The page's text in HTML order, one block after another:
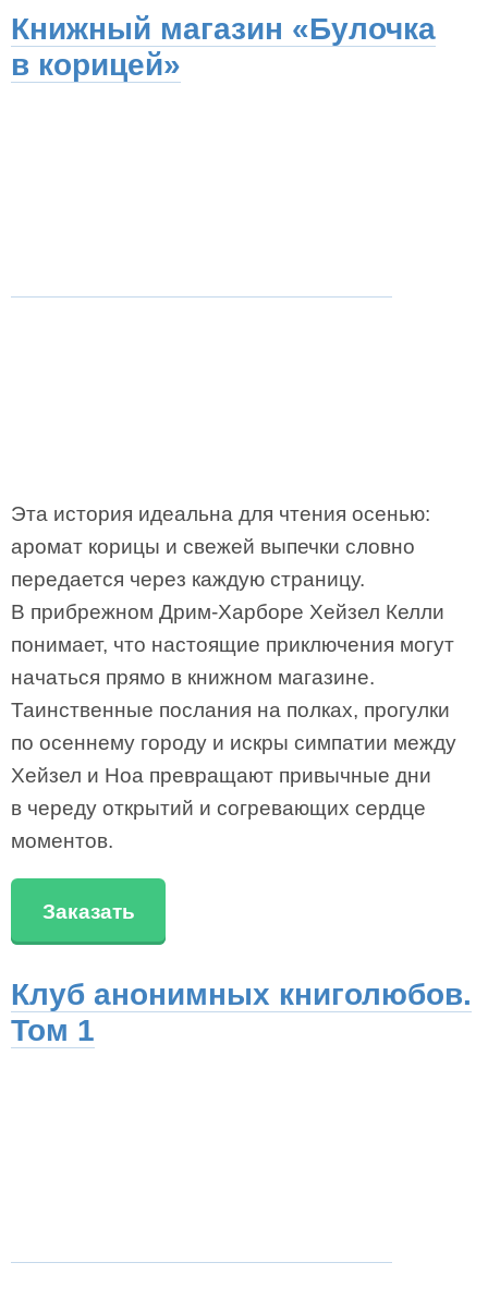
Книжный магазин «Булочка
в корицей»
Эта история идеальна для чтения осенью:
аромат корицы и свежей выпечки словно
передается через каждую страницу.
В прибрежном Дрим-Харборе Хейзел Келли
понимает, что настоящие приключения могут
начаться прямо в книжном магазине.
Таинственные послания на полках, прогулки
по осеннему городу и искры симпатии между
Хейзел и Ноа превращают привычные дни
в череду открытий и согревающих сердце
моментов.
Заказать
Клуб анонимных книголюбов.
Том 1